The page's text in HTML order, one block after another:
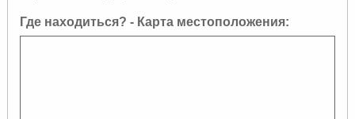
Где находиться? - Карта местоположения: